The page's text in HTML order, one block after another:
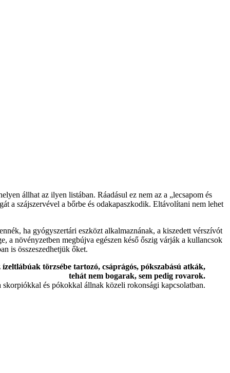
állhat az ilyen listában. Ráadásul ez nem az a „lecsapom és
a szájszervével a bőrbe és odakapaszkodik. Eltávolítani nem lehet
ha gyógyszertári eszközt alkalmaznának, a kiszedett vérszívót
a növényzetben megbújva egészen késő őszig várják a kullancsok
is összeszedhetjük őket.
törzsébe tartozó, csáprágós, pókszabású atkák,
tehát nem bogarak, sem pedig rovarok.
skorpiókkal és pókokkal állnak közeli rokonsági kapcsolatban.